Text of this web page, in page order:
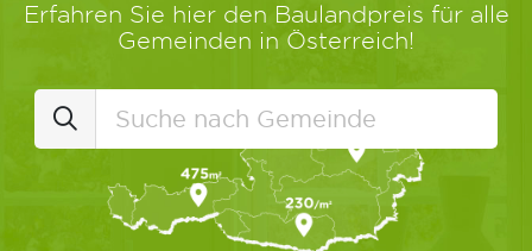
Erfahren Sie hier den Baulandpreis für alle
Gemeinden in Österreich!